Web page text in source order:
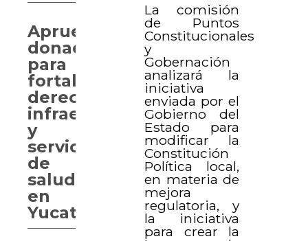
La comisión
de Puntos
Constitucionales
y
Gobernación
analizará la
iniciativa
enviada por el
Gobierno del
Estado para
modificar la
Constitución
Política local,
en materia de
mejora
regulatoria, y
la iniciativa
para crear la
Aprueban
donaciones
para
fortalecer
derechos,
infraestructura
y
servicios
de
salud
en
Yucatán